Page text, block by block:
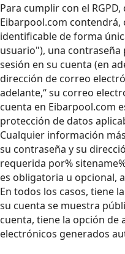
Para cumplir con el
Eibarpool.com
identificable de forma
usuario"), una
sesión en su cuenta (en
dirección de correo
adelante,“ su correo
cuenta en Eibarpool.com
protección de datos
Cualquier información
su contraseña y su
requerida por%
es obligatoria u opcional,
En todos los casos, tiene
su cuenta se muestra
cuenta, tiene la opción
electrónicos generados